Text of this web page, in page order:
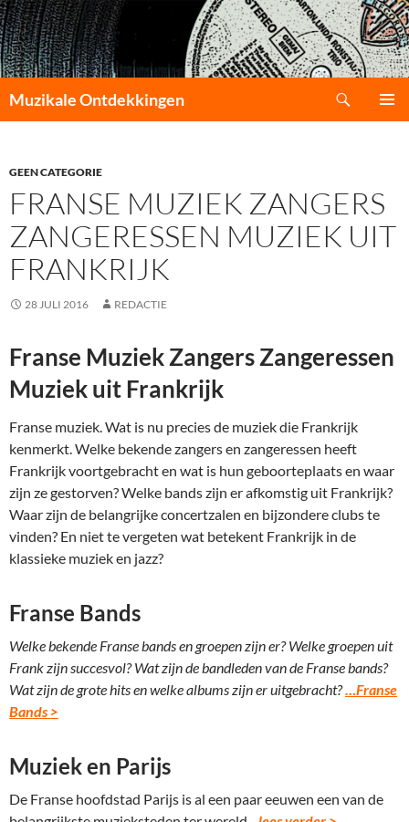
Muzikale Ontdekkingen
INHOUD
GEEN CATEGORIE
FRANSE MUZIEK ZANGERS
ZANGERESSEN MUZIEK UIT
FRANKRIJK
28 JULI 2016 REDACTIE
Franse Muziek Zangers Zangeressen
Muziek uit Frankrijk
Franse muziek. Wat is nu precies de muziek die Frankrijk
kenmerkt. Welke bekende zangers en zangeressen heeft
Frankrijk voortgebracht en wat is hun geboorteplaats en waar
zijn ze gestorven? Welke bands zijn er afkomstig uit Frankrijk?
Waar zijn de belangrijke concertzalen en bijzondere clubs te
vinden? En niet te vergeten wat betekent Frankrijk in de
klassieke muziek en jazz?
Franse Bands
Welke bekende Franse bands en groepen zijn er? Welke groepen uit
Frank zijn succesvol? Wat zijn de bandleden van de Franse bands?
Wat zijn de grote hits en welke albums zijn er uitgebracht?…Franse
Bands >
Muziek en Parijs
De Franse hoofdstad Parijs is al een paar eeuwen een van de